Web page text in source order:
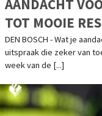
AANDACHT
TOT MOOIE
DEN BOSCH - Wat je
uitspraak die zeker van
week van de [...]